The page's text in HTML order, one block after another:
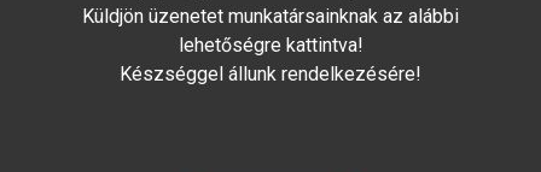
Küldjön üzenetet munkatársainknak az alábbi
lehetőségre kattintva!
Készséggel állunk rendelkezésére!